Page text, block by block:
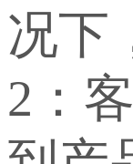
况下
2：